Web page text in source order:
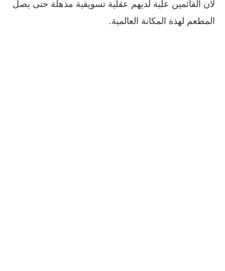
لأن القائمين علية لديهم عقلية تسويقية مذهلة حتى يصل
المطعم لهذة المكانة العالمية.